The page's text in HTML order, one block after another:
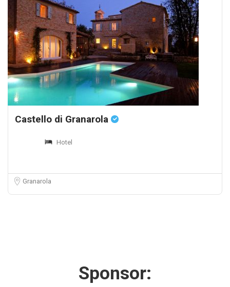
Castello di Granarola
Hotel
Granarola
Sponsor: